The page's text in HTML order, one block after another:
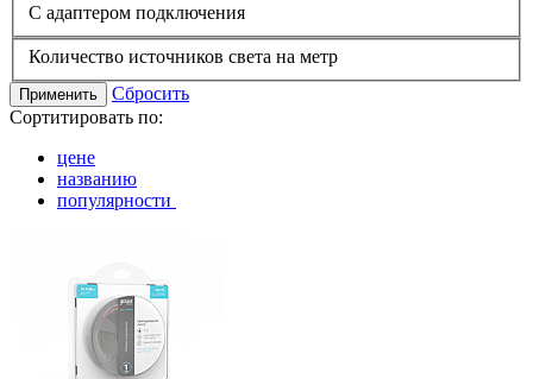
С адаптером подключения
Количество источников света на метр
Применить
Сбросить
Сортитировать по:
цене
названию
популярности